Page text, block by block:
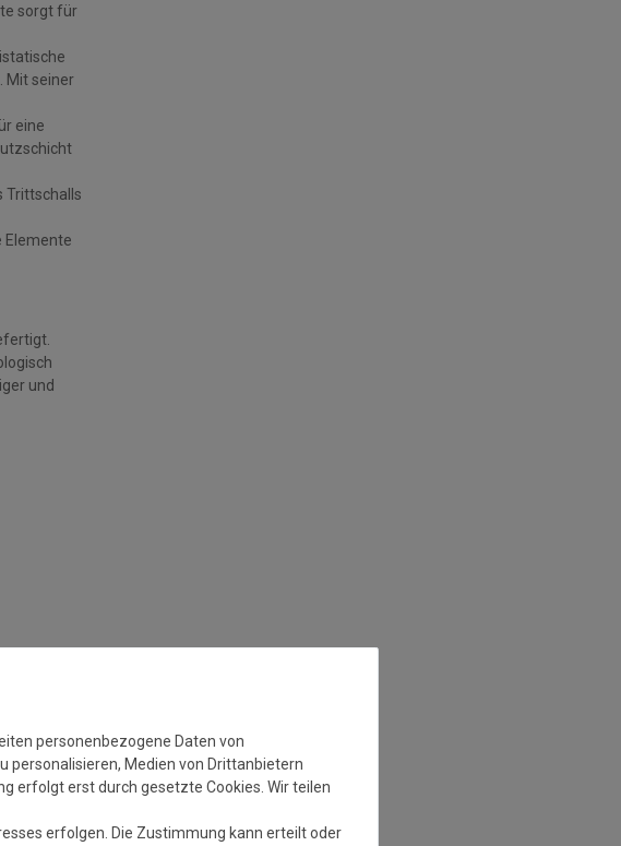
sorgt für
Mit seiner
eine
Trittschalls
Elemente
und
personenbezogene Daten von
personalisieren, Medien von Drittanbietern
erfolgt erst durch gesetzte Cookies. Wir teilen
erfolgen. Die Zustimmung kann erteilt oder